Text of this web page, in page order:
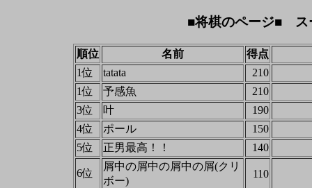
■将棋のページ■ ス
順位 名前
得点
1位
tatata
210
1位
予感魚
210
3位
叶
190
4位
ポール
150
5位
正男最高！！ 140
6位
屑中の屑中の屑中の屑(クリ
ボー)
110